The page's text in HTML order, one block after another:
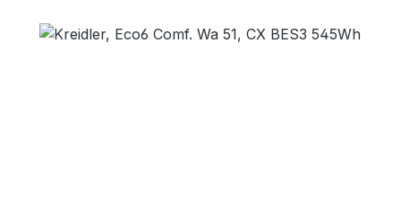
Bildergalerie überspringen